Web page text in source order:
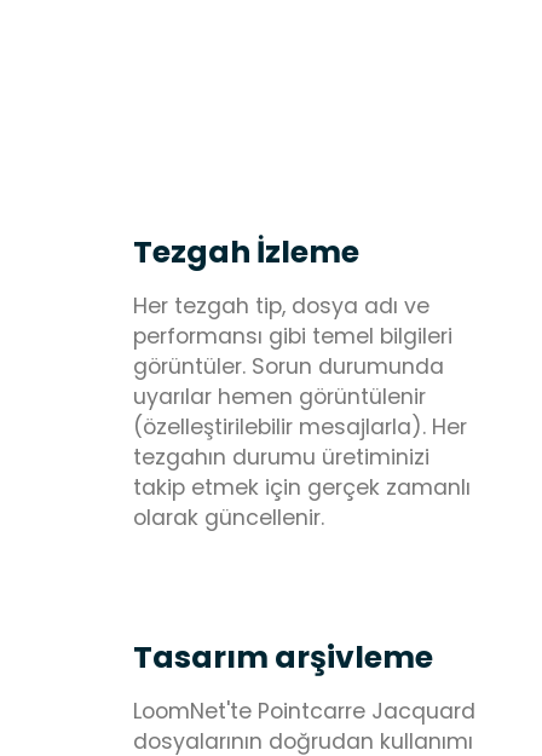
Tezgah İzleme
Her tezgah tip, dosya adı ve
performansı gibi temel bilgileri
görüntüler. Sorun durumunda
uyarılar hemen görüntülenir
(özelleştirilebilir mesajlarla). Her
tezgahın durumu üretiminizi
takip etmek için gerçek zamanlı
olarak güncellenir.
Tasarım arşivleme
LoomNet'te Pointcarre Jacquard
dosyalarının doğrudan kullanımı